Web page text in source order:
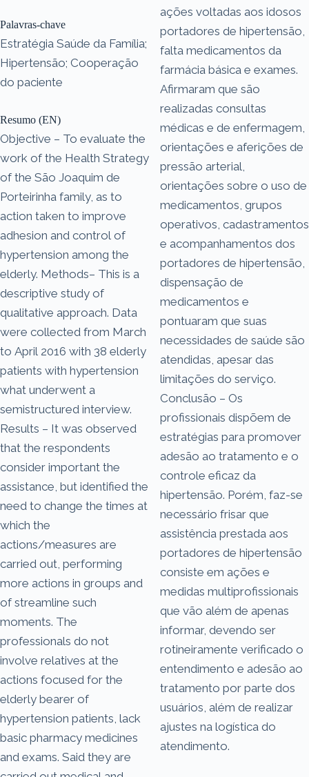
Palavras-chave
Estratégia Saúde da Família;
Hipertensão; Cooperação
do paciente
Resumo (EN)
Objective – To evaluate the
work of the Health Strategy
of the São Joaquim de
Porteirinha family, as to
action taken to improve
adhesion and control of
hypertension among the
elderly. Methods– This is a
descriptive study of
qualitative approach. Data
were collected from March
to April 2016 with 38 elderly
patients with hypertension
what underwent a
semistructured interview.
Results – It was observed
that the respondents
consider important the
assistance, but identified the
need to change the times at
which the
actions/measures are
carried out, performing
more actions in groups and
of streamline such
moments. The
professionals do not
involve relatives at the
actions focused for the
elderly bearer of
hypertension patients, lack
basic pharmacy medicines
and exams. Said they are
ações voltadas aos idosos
portadores de hipertensão,
falta medicamentos da
farmácia básica e exames.
Afirmaram que são
realizadas consultas
médicas e de enfermagem,
orientações e aferições de
pressão arterial,
orientações sobre o uso de
medicamentos, grupos
operativos, cadastramentos
e acompanhamentos dos
portadores de hipertensão,
dispensação de
medicamentos e
pontuaram que suas
necessidades de saúde são
atendidas, apesar das
limitações do serviço.
Conclusão – Os
profissionais dispõem de
estratégias para promover
adesão ao tratamento e o
controle eficaz da
hipertensão. Porém, faz-se
necessário frisar que
assistência prestada aos
portadores de hipertensão
consiste em ações e
medidas multiprofissionais
que vão além de apenas
informar, devendo ser
rotineiramente verificado o
entendimento e adesão ao
tratamento por parte dos
usuários, além de realizar
ajustes na logística do
atendimento.